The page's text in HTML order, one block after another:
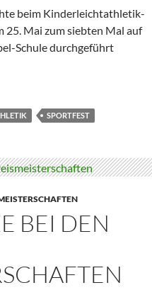
beim Kinderleichtathletik-
25. Mai zum siebten Mal auf
Schule durchgeführt
Sportfest in Höchst
SPORTFEST
BEI DEN